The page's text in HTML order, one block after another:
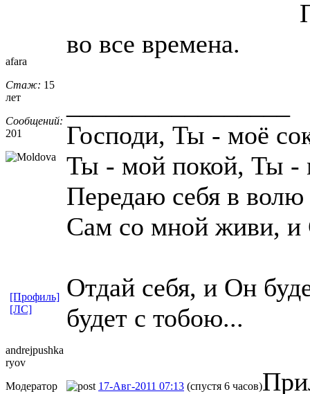
afara
Стаж: 15
лет
Сообщений:
201
во все времена.
Господи, Ты - моё
Ты - мой покой, Ты -
Передаю себя в
Сам со мной живи, и
Отдай себя, и Он
будет с тобою...
[Профиль]
[ЛС]
andrejpushka
ryov
Модератор
17-Авг-2011 07:13 (спустя 6 часов)